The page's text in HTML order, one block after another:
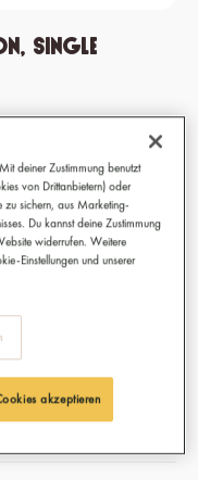
single
in fünf Farben sind
Pink
deiner Zustimmung benutzt
von Drittanbietern) oder
zu sichern, aus Marketing-
Du kannst deine Zustimmung
widerrufen. Weitere
Einstellungen und unserer
akzeptieren